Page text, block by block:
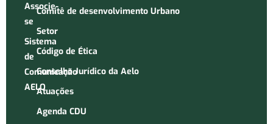
Associe-
se
Sistema
de
Comunicação
AELO
Comitê de desenvolvimento Urbano
Setor
Código de Ética
Conselho Jurídico da Aelo
Atuações
Agenda CDU